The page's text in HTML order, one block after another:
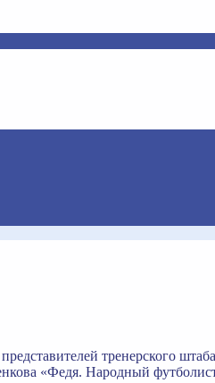
тренерского
«Федя. Народный